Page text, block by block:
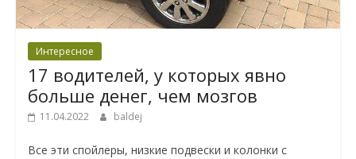
Интересное
17 водителей, у которых явно
больше денег, чем мозгов
11.04.2022 baldej
Все эти спойлеры, низкие подвески и колонки с